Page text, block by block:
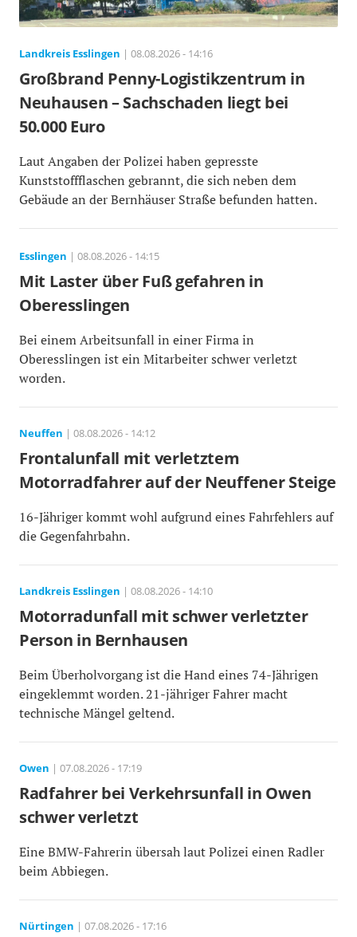
Landkreis Esslingen | 08.08.2026 - 14:16
Großbrand Penny-Logistikzentrum in
Neuhausen – Sachschaden liegt bei
50.000 Euro
Laut Angaben der Polizei haben gepresste
Kunststoffflaschen gebrannt, die sich neben dem
Gebäude an der Bernhäuser Straße befunden hatten.
Esslingen | 08.08.2026 - 14:15
Mit Laster über Fuß gefahren in
Oberesslingen
Bei einem Arbeitsunfall in einer Firma in
Oberesslingen ist ein Mitarbeiter schwer verletzt
worden.
Neuffen | 08.08.2026 - 14:12
Frontalunfall mit verletztem
Motorradfahrer auf der Neuffener Steige
16-Jähriger kommt wohl aufgrund eines Fahrfehlers auf
die Gegenfahrbahn.
Landkreis Esslingen | 08.08.2026 - 14:10
Motorradunfall mit schwer verletzter
Person in Bernhausen
Beim Überholvorgang ist die Hand eines 74-Jährigen
eingeklemmt worden. 21-jähriger Fahrer macht
technische Mängel geltend.
Owen | 07.08.2026 - 17:19
Radfahrer bei Verkehrsunfall in Owen
schwer verletzt
Eine BMW-Fahrerin übersah laut Polizei einen Radler
beim Abbiegen.
Nürtingen | 07.08.2026 - 17:16